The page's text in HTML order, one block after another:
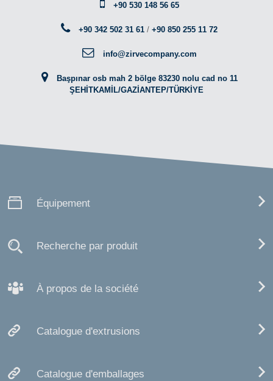
+90 530 148 56 65
+90 342 502 31 61 /+90 850 255 11 72
info@zirvecompany.com
Başpınar osb mah 2 bölge 83230 nolu cad no 11
ŞEHİTKAMİL/GAZİANTEP/TÜRKİYE
Équipement
Recherche par produit
À propos de la société
Catalogue d'extrusions
Catalogue d'emballages